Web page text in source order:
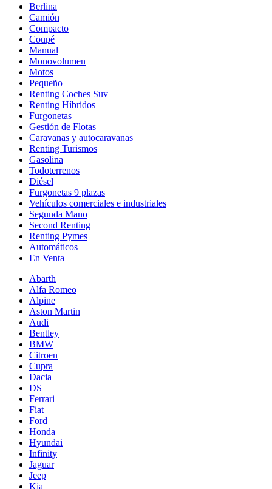
Berlina
Camión
Compacto
Coupé
Manual
Monovolumen
Motos
Pequeño
Renting Coches Suv
Renting Híbridos
Furgonetas
Gestión de Flotas
Caravanas y autocaravanas
Renting Turismos
Gasolina
Todoterrenos
Diésel
Furgonetas 9 plazas
Vehículos comerciales e industriales
Segunda Mano
Second Renting
Renting Pymes
Automáticos
En Venta
Abarth
Alfa Romeo
Alpine
Aston Martin
Audi
Bentley
BMW
Citroen
Cupra
Dacia
DS
Ferrari
Fiat
Ford
Honda
Hyundai
Infinity
Jaguar
Jeep
Kia